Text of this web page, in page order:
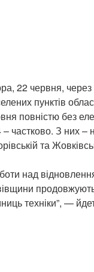
22 червня,
пунктів
повністю без
– частково. З них –
та
над
техніки”, —